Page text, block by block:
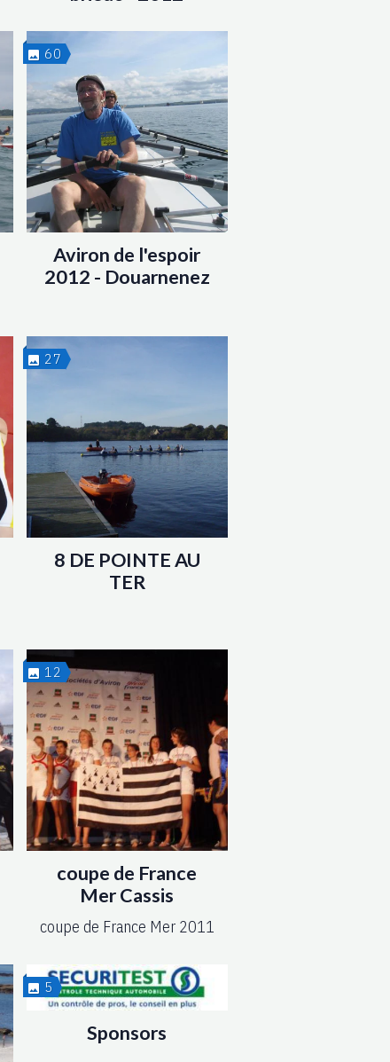
60
Aviron de l'espoir
2012 - Douarnenez
27
8 DE POINTE AU
TER
12
coupe de France
Mer Cassis
coupe de France Mer 2011
5
Sponsors